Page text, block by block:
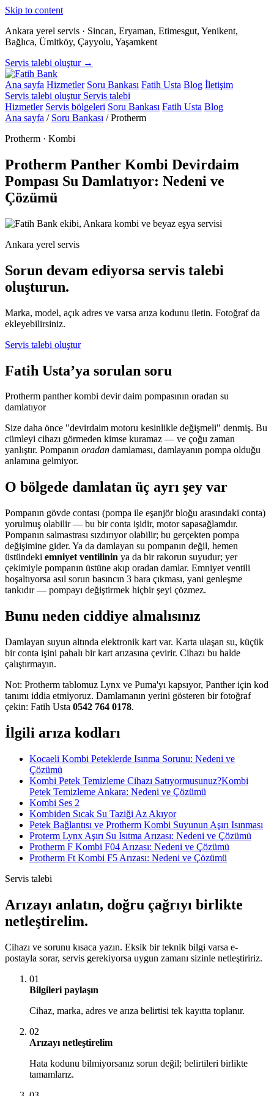
Skip to content
Ankara yerel servis · Sincan, Eryaman, Etimesgut, Yenikent,
Bağlıca, Ümitköy, Çayyolu, Yaşamkent
Servis talebi oluştur →
Ana sayfa Hizmetler Soru Bankası Fatih Usta Blog İletişim
Servis talebi oluştur Servis talebi
Hizmetler Servis bölgeleri Soru Bankası Fatih Usta Blog
Ana sayfa / Soru Bankası / Protherm
Protherm · Kombi
Protherm Panther Kombi Devirdaim
Pompası Su Damlatıyor: Nedeni ve
Çözümü
Ankara yerel servis
Sorun devam ediyorsa servis talebi
oluşturun.
Marka, model, açık adres ve varsa arıza kodunu iletin. Fotoğraf da
ekleyebilirsiniz.
Servis talebi oluştur
Fatih Usta’ya sorulan soru
Protherm panther kombi devir daim pompasının oradan su
damlatıyor
Size daha önce "devirdaim motoru kesinlikle değişmeli" denmiş. Bu
cümleyi cihazı görmeden kimse kuramaz — ve çoğu zaman
yanlıştır. Pompanın oradan damlaması, damlayanın pompa olduğu
anlamına gelmiyor.
O bölgede damlatan üç ayrı şey var
Pompanın gövde contası (pompa ile eşanjör bloğu arasındaki conta)
yorulmuş olabilir — bu bir conta işidir, motor sapasağlamdır.
Pompanın salmastrası sızdırıyor olabilir; bu gerçekten pompa
değişimine gider. Ya da damlayan su pompanın değil, hemen
üstündeki emniyet ventilinin ya da bir rakorun suyudur; yer
çekimiyle pompanın üstüne akıp oradan damlar. Emniyet ventili
boşaltıyorsa asıl sorun basıncın 3 bara çıkması, yani genleşme
tankıdır — pompayı değiştirmek hiçbir şeyi çözmez.
Bunu neden ciddiye almalısınız
Damlayan suyun altında elektronik kart var. Karta ulaşan su, küçük
bir conta işini pahalı bir kart arızasına çevirir. Cihazı bu halde
çalıştırmayın.
Not: Protherm tablomuz Lynx ve Puma'yı kapsıyor, Panther için kod
tanımı iddia etmiyoruz. Damlamanın yerini gösteren bir fotoğraf
çekin: Fatih Usta 0542 764 0178.
İlgili arıza kodları
Kocaeli Kombi Peteklerde Isınma Sorunu: Nedeni ve
Çözümü
Kombi Petek Temizleme Cihazı Satıyormusunuz?Kombi
Petek Temizleme Ankara: Nedeni ve Çözümü
Kombi Ses 2
Kombiden Sıcak Su Taziği Az Akıyor
Petek Bağlantısı ve Protherm Kombi Suyunun Aşırı Isınması
Proterm Lynx Aşırı Su Isıtma Arızası: Nedeni ve Çözümü
Protherm F Kombi F04 Arızası: Nedeni ve Çözümü
Protherm Ft Kombi F5 Arızası: Nedeni ve Çözümü
Servis talebi
Arızayı anlatın, doğru çağrıyı birlikte
netleştirelim.
Cihazı ve sorunu kısaca yazın. Eksik bir teknik bilgi varsa e-
postayla sorar, servis gerekiyorsa uygun zamanı sizinle netleştiririz.
01
Bilgileri paylaşın
Cihaz, marka, adres ve arıza belirtisi tek kayıtta toplanır.
02
Arızayı netleştirelim
Hata kodunu bilmiyorsanız sorun değil; belirtileri birlikte
tamamlarız.